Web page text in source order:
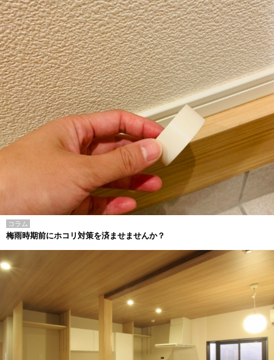
コラム
梅雨時期前にホコリ対策を済ませませんか？